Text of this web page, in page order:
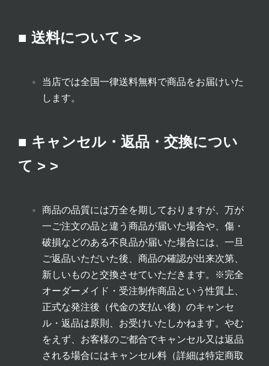
■ 送料について >>
当店では全国一律送料無料で商品をお届けいた
します。
■ キャンセル・返品・交換につい
て > >
商品の品質には万全を期しておりますが、万が
一ご注文の品と違う商品が届いた場合や、傷・
破損などのある不良品が届いた場合には、一旦
ご返品いただいた後、商品の確認が出来次第、
新しいものと交換させていただきます。
※完全
オーダーメイド・受注制作商品という性質上、
正式な発注後（代金の支払い後）のキャンセ
ル・返品は原則、お受けいたしかねます。やむ
をえず、お客様のご都合でキャンセル又は返品
される場合にはキャンセル料（詳細は特定商取